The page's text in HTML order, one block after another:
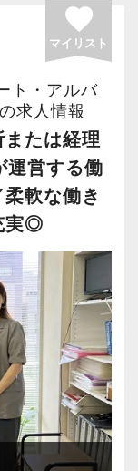
方
い方
要求をする
したいと思え
あるいは契
第、積極的
り、お客様
的なもの）
成できる方
って取り組
、疑問を持
、自ら学習
favorite
マイリスト
ト・アルバ
求人情報
たは経理
運営する働
軟な働き
実◎